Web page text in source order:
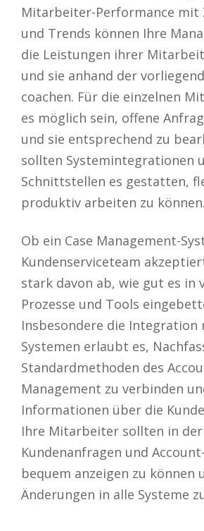
Mitarbeiter-Performance mit
und Trends können Ihre
die Leistungen ihrer
und sie anhand der
coachen. Für die einzelnen
es möglich sein, offene
und sie entsprechend zu
sollten Systemintegrationen
Schnittstellen es gestatten,
produktiv arbeiten zu können.
Ob ein Case Management-
Kundenserviceteam
stark davon ab, wie gut es in
Prozesse und Tools
Insbesondere die Integration
Systemen erlaubt es,
Standardmethoden des
Management zu verbinden
Informationen über die
Ihre Mitarbeiter sollten in der
Kundenanfragen und
bequem anzeigen zu können
Änderungen in alle Systeme